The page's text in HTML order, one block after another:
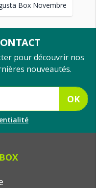
Box Novembre
pour découvrir nos
nouveautés.
OK